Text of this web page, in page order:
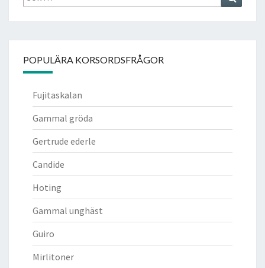
efter:
POPULÄRA KORSORDSFRÅGOR
Fujitaskalan
Gammal gröda
Gertrude ederle
Candide
Hoting
Gammal unghäst
Guiro
Mirlitoner